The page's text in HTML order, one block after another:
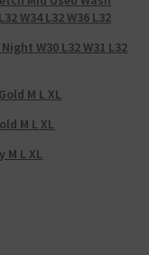
W34 L32 W36 L32
W30 L32 W31 L32
M L XL
M L XL
L XL